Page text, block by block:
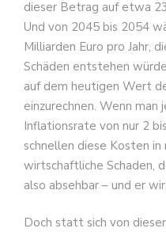
dieser Betrag auf etwa
Und von 2045 bis 2054
Milliarden Euro pro Jahr,
Schäden entstehen
auf dem heutigen Wert
einzurechnen. Wenn man
Inflationsrate von nur 2
schnellen diese Kosten
wirtschaftliche Schaden,
also absehbar – und er
Doch statt sich von